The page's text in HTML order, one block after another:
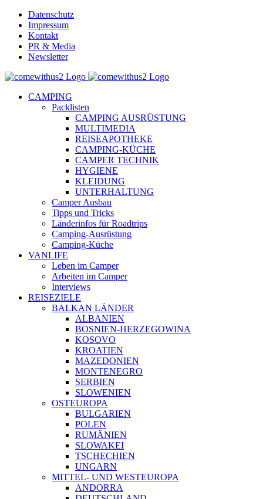
Skip
content
Datenschutz
Impressum
Kontakt
PR & Media
Newsletter
YouTube
Facebook
Twitter
Instagram
Pinterest
Email
CAMPING
Packlisten
CAMPING AUSRÜSTUNG
MULTIMEDIA
REISEAPOTHEKE
CAMPING-KÜCHE
CAMPER TECHNIK
HYGIENE
KLEIDUNG
UNTERHALTUNG
Camper Ausbau
Tipps und Tricks
Länderinfos für Roadtrips
Camping-Ausrüstung
Camping-Küche
VANLIFE
Leben im Camper
Arbeiten im Camper
Interviews
REISEZIELE
BALKAN LÄNDER
ALBANIEN
BOSNIEN-HERZEGOWINA
KOSOVO
KROATIEN
MAZEDONIEN
MONTENEGRO
SERBIEN
SLOWENIEN
OSTEUROPA
BULGARIEN
POLEN
RUMÄNIEN
SLOWAKEI
TSCHECHIEN
UNGARN
MITTEL- UND WESTEUROPA
ANDORRA